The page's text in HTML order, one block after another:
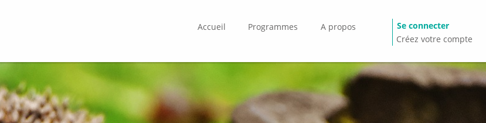
Accueil Programmes A propos
Se connecter
Créez votre compte